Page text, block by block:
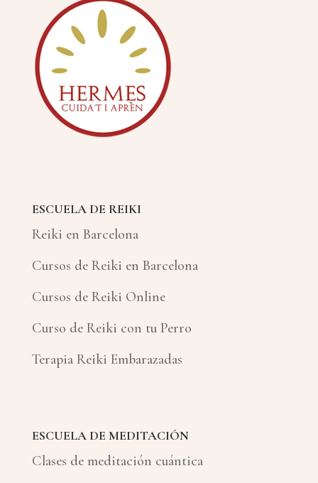
ESCUELA DE REIKI
Reiki en Barcelona
Cursos de Reiki en Barcelona
Cursos de Reiki Online
Curso de Reiki con tu Perro
Terapia Reiki Embarazadas
ESCUELA DE MEDITACIÓN
Clases de meditación cuántica